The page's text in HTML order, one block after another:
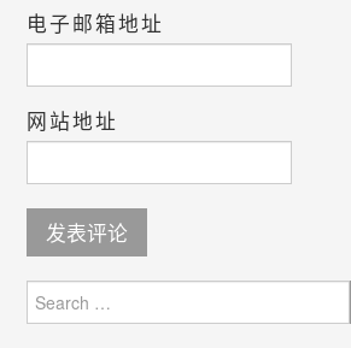
电子邮箱地址
网站地址
for: